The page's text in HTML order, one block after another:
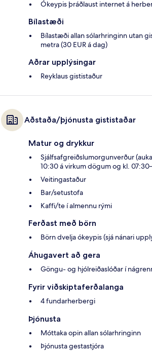
Ókeypis þráðlaust internet á
Bílastæði
Bílastæði allan sólarhringinn utan
metra (30 EUR á dag)
Aðrar upplýsingar
Reyklaus gististaður
Aðstaða/þjónusta gististaðar
Matur og drykkur
Sjálfsafgreiðslumorgunverður
10:30 á virkum dögum og kl.
Veitingastaður
Bar/setustofa
Kaffi/te í almennu rými
Ferðast með börn
Börn dvelja ókeypis (sjá nánari
Áhugavert að gera
Göngu- og hjólreiðaslóðar í
Fyrir viðskiptaferðalanga
4 fundarherbergi
Þjónusta
Móttaka opin allan sólarhringinn
Þjónusta gestastjóra